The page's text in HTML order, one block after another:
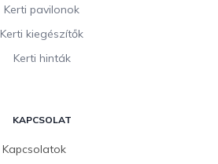
Kerti pavilonok
Kerti kiegészítők
Kerti hinták
KAPCSOLAT
Kapcsolatok